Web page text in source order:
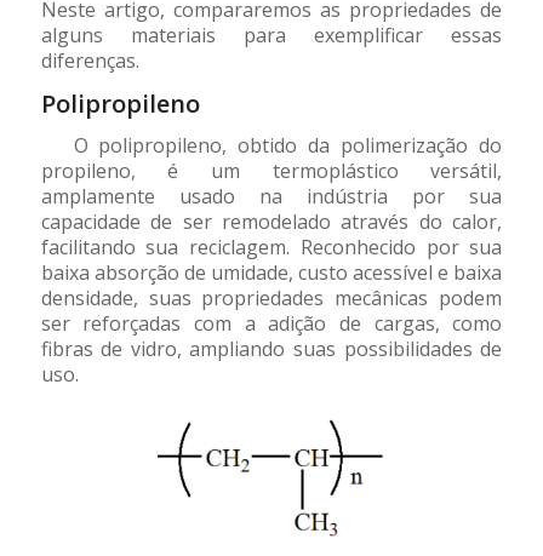
Neste artigo, compararemos as propriedades de
alguns materiais para exemplificar essas
diferenças.
Polipropileno
O polipropileno, obtido da polimerização do
propileno, é um termoplástico versátil,
amplamente usado na indústria por sua
capacidade de ser remodelado através do calor,
facilitando sua reciclagem. Reconhecido por sua
baixa absorção de umidade, custo acessível e baixa
densidade, suas propriedades mecânicas podem
ser reforçadas com a adição de cargas, como
fibras de vidro, ampliando suas possibilidades de
uso.